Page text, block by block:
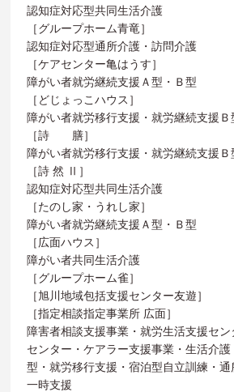
認知症対応型共同生活介護
［グループホーム青竜］
認知症対応型通所介護・訪問介護
［ケアセンター亀はうす］
障がい者就労継続支援Ａ型・Ｂ型
［どじょっこハウス］
障がい者就労移行支援・就労継続支援Ｂ
［詩 膳］
障がい者就労移行支援・就労継続支援Ｂ
［詩 然 Ⅱ］
認知症対応型共同生活介護
［たのし家・うれし家］
障がい者就労継続支援Ａ型・Ｂ型
［広面ハウス］
障がい者共同生活介護
［グループホーム雀］
［旭川地域包括支援センター友遊］
［指定相談指定事業所 広面］
障害者相談支援事業・就労生活支援セ
センター・ケアラー支援事業・生活介護
型・就労移行支援・宿泊型自立訓練・
一時支援